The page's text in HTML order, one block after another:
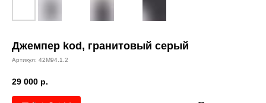
Джемпер kоd, гранитовый серый
Артикул: 42M94.1.2
29 000 р.